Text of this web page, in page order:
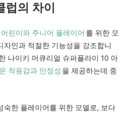
럽의 차이
어린이와 주니어 플레이어 를 위한 모
자인과 적절한 기능성을 강조합니
나이키 머큐리얼 슈퍼플라이 10 아
착용감과 안정성 을 제공하는데 중
숙한 플레이어를 위한 모델로, 보다